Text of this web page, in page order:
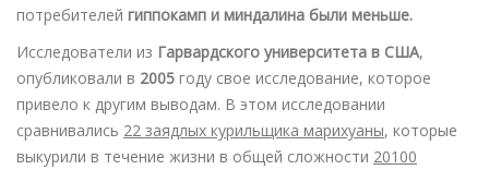
потребителей гиппокамп и миндалина были меньше.
Исследователи из Гарвардского университета в США,
опубликовали в 2005 году свое исследование, которое
привело к другим выводам. В этом исследовании
сравнивались 22 заядлых курильщика марихуаны, которые
выкурили в течение жизни в общей сложности 20100